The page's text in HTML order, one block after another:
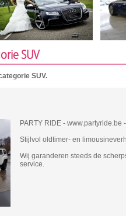
SUV
SUV.
PARTY RIDE - www.partyride.be
Stijlvol oldtimer- en
Wij garanderen steeds de
service.